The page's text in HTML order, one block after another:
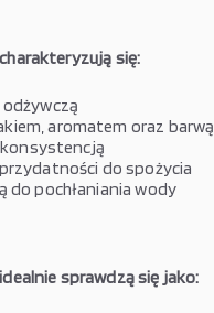
się:
aromatem oraz barwą
konsystencją
do spożycia
do pochłaniania wody
sprawdzą się jako: